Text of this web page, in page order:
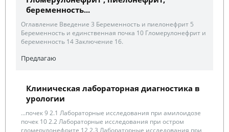
беременность...
Оглавление Введение 3 Беременность и пиелонефрит 5
Беременность и единственная почка 10 Гломерулонефрит и
беременность 14 Заключение 16.
Предлагаю
Клиническая лабораторная диагностика в
урологии
...почек 9 2.1 Лабораторные исследования при амилоидозе
почек 10 2.2 Лабораторные исследования при остром
гломерулонефрите 12 2.3 Лабораторные исследования при